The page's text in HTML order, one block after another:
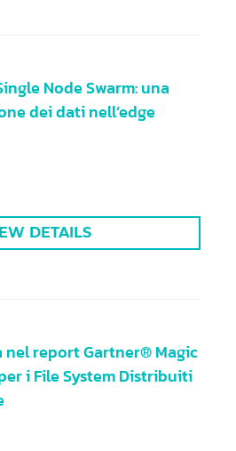
Node Swarm: una
dei dati nell’edge
DETAILS
nel report Gartner® Magic
i File System Distribuiti